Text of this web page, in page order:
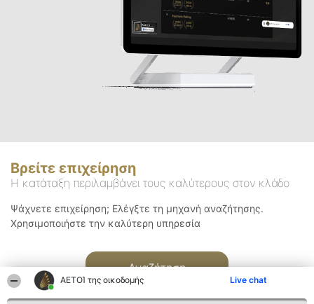
ΑΕΤΟΊ της οικοδομής Live chat
Βρείτε επιχείρηση
Η κατάταξη περιλαμβάνει τους καλύτερους στον κλάδο
Ψάχνετε επιχείρηση; Ελέγξτε τη μηχανή αναζήτησης.
Χρησιμοποιήστε την καλύτερη υπηρεσία
Αναζήτηση